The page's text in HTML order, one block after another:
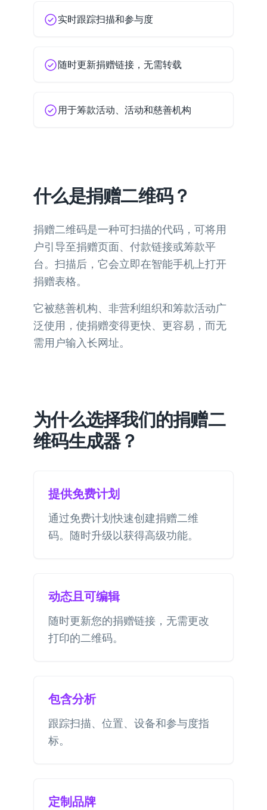
实时跟踪扫描和参与度
随时更新捐赠链接，无需转载
用于筹款活动、活动和慈善机构
什么是捐赠二维码？
捐赠二维码是一种可扫描的代码，可将用
户引导至捐赠页面、付款链接或筹款平
台。扫描后，它会立即在智能手机上打开
捐赠表格。
它被慈善机构、非营利组织和筹款活动广
泛使用，使捐赠变得更快、更容易，而无
需用户输入长网址。
为什么选择我们的捐赠二
维码生成器？
提供免费计划
通过免费计划快速创建捐赠二维
码。随时升级以获得高级功能。
动态且可编辑
随时更新您的捐赠链接，无需更改
打印的二维码。
包含分析
跟踪扫描、位置、设备和参与度指
标。
定制品牌